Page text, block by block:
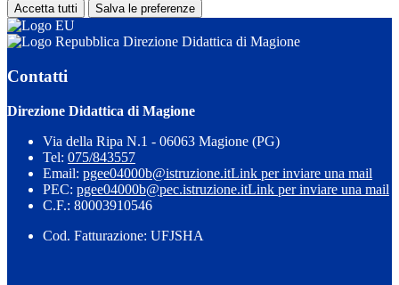
Accetta tutti Salva le preferenze
Direzione Didattica di Magione
Contatti
Direzione Didattica di Magione
Via della Ripa N.1 - 06063 Magione (PG)
Tel: 075/843557
Email: pgee04000b@istruzione.itLink per inviare una mail
PEC: pgee04000b@pec.istruzione.itLink per inviare una mail
C.F.: 80003910546
Cod. Fatturazione: UFJSHA